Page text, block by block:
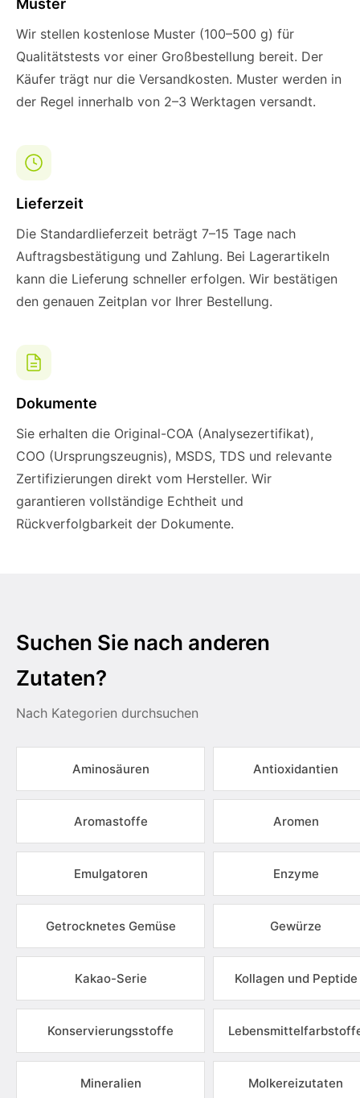
Muster
Wir stellen kostenlose Muster (100–500 g) für
Qualitätstests vor einer Großbestellung bereit. Der
Käufer trägt nur die Versandkosten. Muster werden in
der Regel innerhalb von 2–3 Werktagen versandt.
Lieferzeit
Die Standardlieferzeit beträgt 7–15 Tage nach
Auftragsbestätigung und Zahlung. Bei Lagerartikeln
kann die Lieferung schneller erfolgen. Wir bestätigen
den genauen Zeitplan vor Ihrer Bestellung.
Dokumente
Sie erhalten die Original-COA (Analysezertifikat),
COO (Ursprungszeugnis), MSDS, TDS und relevante
Zertifizierungen direkt vom Hersteller. Wir
garantieren vollständige Echtheit und
Rückverfolgbarkeit der Dokumente.
Suchen Sie nach anderen
Zutaten?
Nach Kategorien durchsuchen
Aminosäuren Antioxidantien
Aromastoffe Aromen
Emulgatoren Enzyme
Getrocknetes Gemüse Gewürze
Kakao-Serie Kollagen und Peptide
Konservierungsstoffe
Mineralien Molkereizutaten